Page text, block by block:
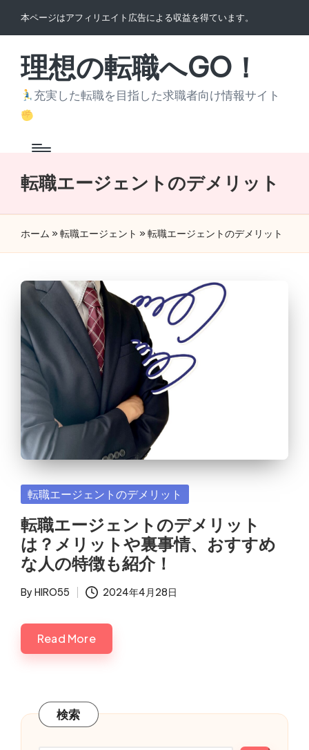
Skip
content
本ページはアフィリエイト広告による収益を得ています。
理想の転職へGO！
充実した転職を目指した求職者向け情報サイト
転職エージェントのデメリット
ホーム » 転職エージェント » 転職エージェントのデメリット
Posted
転職エージェントのデメリット
転職エージェントのデメリット
は？メリットや裏事情、おすすめ
な人の特徴も紹介！
Posted
By HIRO55 2024年4月28日
Read More
検索